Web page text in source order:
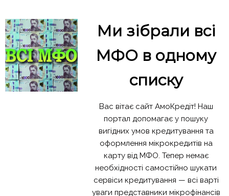
Ми зібрали всі
МФО в одному
списку
Вас вітає сайт АмоКредіт! Наш
портал допомагає у пошуку
вигідних умов кредитування та
оформлення мікрокредитів на
карту від МФО. Тепер немає
необхідності самостійно шукати
сервіси кредитування — всі варті
уваги представники мікрофінансів